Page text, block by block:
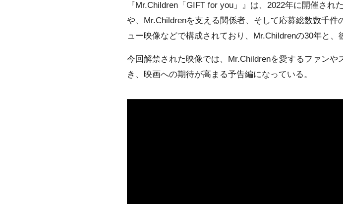
『Mr.Children「GIFT for you」』は、2022年に開催さ
や、Mr.Childrenを⽀える関係者、そして応募総数数千
ュー映像などで構成されており、Mr.Childrenの30年と、
今回解禁された映像では、Mr.Childrenを愛するファン
き、映画への期待が⾼まる予告編になっている。